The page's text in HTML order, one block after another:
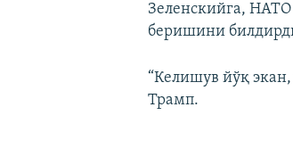
Зеленскийга, НАТО
беришини
“Келишув йўқ
Трамп.